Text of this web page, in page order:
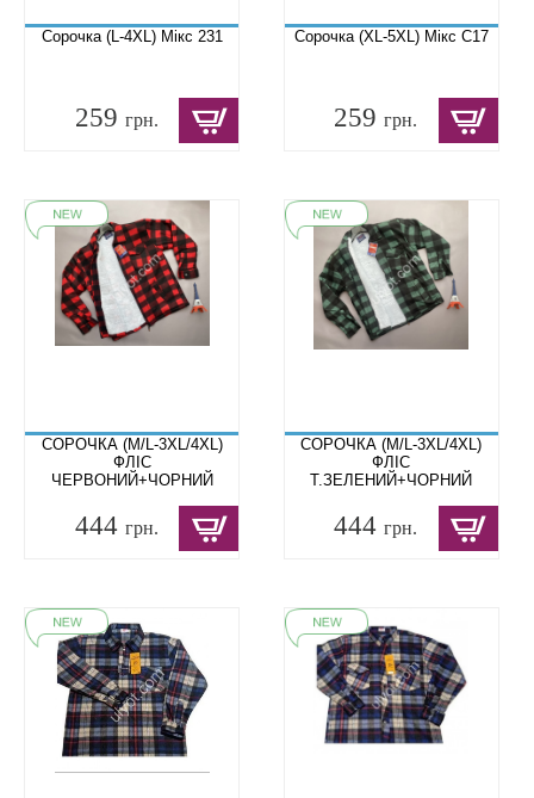
Сорочка (L-4XL) Мікс 231
259 грн.
Сорочка (XL-5XL) Мікс C17
259грн.
СОРОЧКА (M/L-3XL/4XL)
ФЛІС
ЧЕРВОНИЙ+ЧОРНИЙ
444 грн.
СОРОЧКА (M/L-3XL/4XL)
ФЛІС
Т.ЗЕЛЕНИЙ+ЧОРНИЙ
444грн.